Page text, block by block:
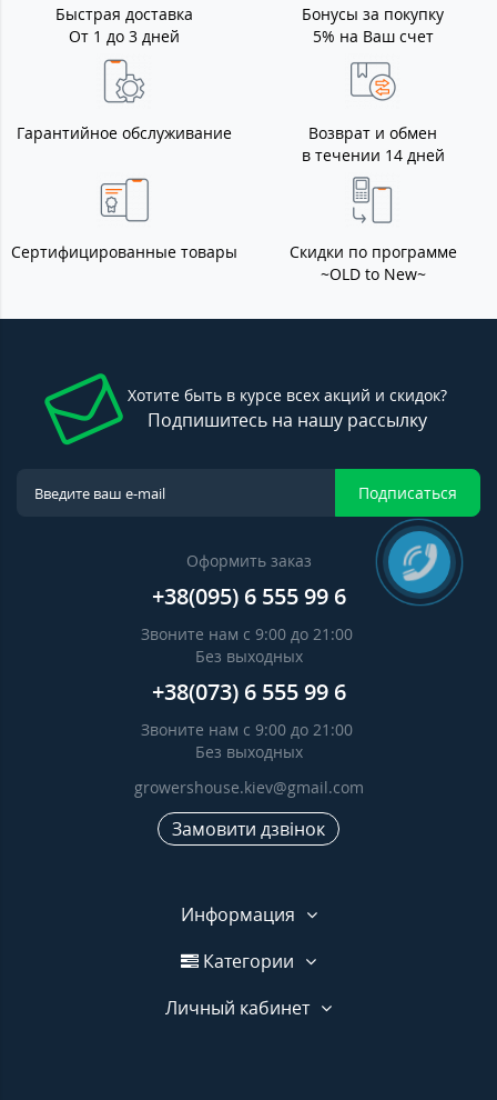
Быстрая доставка
От 1 до 3 дней
Бонусы за покупку
5% на Ваш счет
Гарантийное обслуживание
Возврат и обмен
в течении 14 дней
Сертифицированные товары
Скидки по программе
~OLD to New~
Хотите быть в курсе всех акций и скидок?
Подпишитесь на нашу рассылку
Подписаться
Оформить заказ
+38(095) 6 555 99 6
Звоните нам с 9:00 до 21:00
Без выходных
+38(073) 6 555 99 6
Звоните нам с 9:00 до 21:00
Без выходных
growershouse.kiev@gmail.com
Замовити дзвінок
Информация
Категории
Личный кабинет